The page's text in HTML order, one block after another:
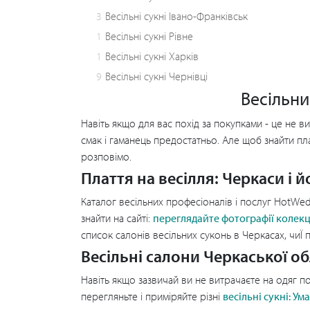
3 Весільні сукні Івано-Франківськ
1 Весільні сукні Рівне
1 Весільні сукні Харків
9 Весільні сукні Чернівці
Навіть якщо для вас похід за покупками - це не
смак і гаманець предостатньо. Але щоб знайти
розповімо.
Плаття на весілля: Черкаси і
Каталог весільних професіоналів і послуг
знайти на сайті: переглядайте фотографії
список салонів весільних суконь в Черкасах, чиЇ
Весільні салони Черкаської
Навіть якщо зазвичай ви не витрачаєте на
перегляньте і приміряйте різні весільні сукні: